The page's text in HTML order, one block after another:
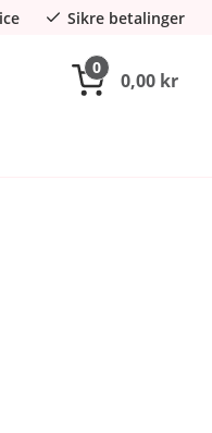
Sikre betalinger
0
0,00 kr